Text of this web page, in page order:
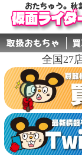
おたちゅう。
仮面ライダ
取扱おもちゃ
全国27